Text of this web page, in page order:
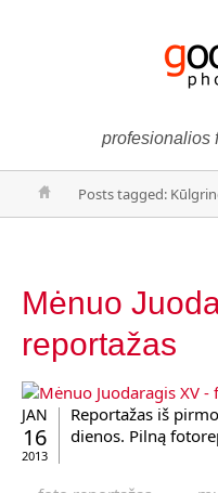
profesionalios
Posts tagged:
Mėnuo
reportažas
JAN
16
2013
Reportažas iš
dienos. Pilną